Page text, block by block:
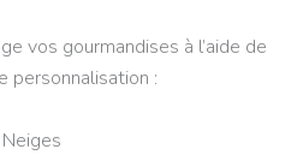
vos gourmandises à l’aide de
personnalisation :